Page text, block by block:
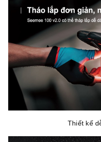
Thiết kế